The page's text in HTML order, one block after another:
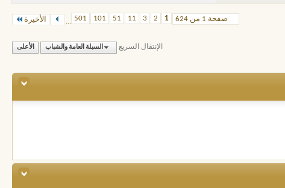
صفحة 1 من 624 1
2
3
11
51
101
501
... الأخيرة
الإنتقال السريع السبلة العامة والشباب الأعلى